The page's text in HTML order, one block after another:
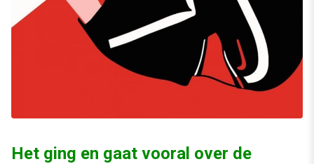
Het ging en gaat vooral over de